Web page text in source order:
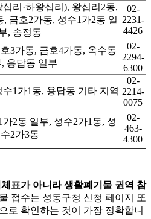
리·하왕십리), 왕십리2동,
, 금호2가동, 성수1가2동 일
, 송정동
02-
2231-
4426
3가동, 금호4가동, 옥수동
용답동 일부
02-
2294-
6300
1가1동, 용답동 기타 지역
02-
2214-
0075
2동 일부, 성수2가1동, 성
수2가3동
02-
463-
4300
표가 아니라 생활폐기물 권역 참
접수는 성동구청 신청 페이지 또
로 확인하는 것이 가장 정확합니